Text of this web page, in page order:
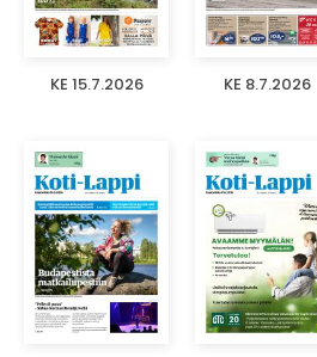
KE 15.7.2026 KE 8.7.2026